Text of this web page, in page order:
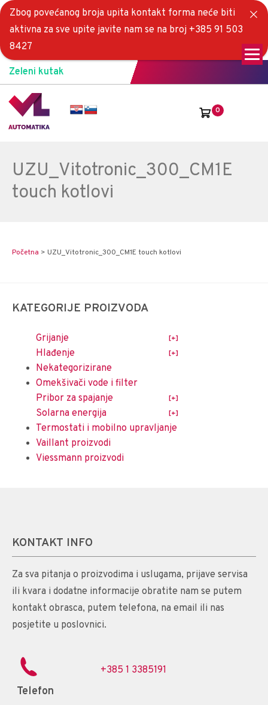
Zeleni kutak
0
UZU_Vitotronic_300_CM1E
touch kotlovi
Početna > UZU_Vitotronic_300_CM1E touch kotlovi
KATEGORIJE PROIZVODA
Grijanje
Hlađenje
Nekategorizirane
Omekšivači vode i filter
Pribor za spajanje
Solarna energija
Termostati i mobilno upravljanje
Vaillant proizvodi
Viessmann proizvodi
KONTAKT INFO
Za sva pitanja o proizvodima i uslugama, prijave servisa
ili kvara i dodatne informacije obratite nam se putem
kontakt obrasca, putem telefona, na email ili nas
posjetite u poslovnici.
Telefon
+385 1 3385191
Zbog povećanog broja upita kontakt forma neće biti
aktivna za sve upite javite nam se na broj +385 91 503
8427